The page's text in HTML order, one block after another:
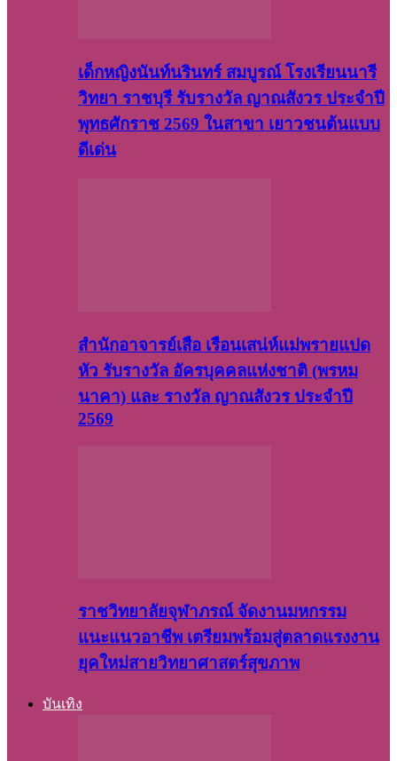
เด็กหญิงนันท์นรินทร์ สมบูรณ์ โรงเรียนนารี
วิทยา ราชบุรี รับรางวัล ญาณสังวร ประจำปี
พุทธศักราช 2569 ในสาขา เยาวชนต้นแบบ
ดีเด่น
สำนักอาจารย์เสือ เรือนเสน่ห์แม่พรายแปด
หัว รับรางวัล อัครบุคคลแห่งชาติ (พรหม
นาคา) และ รางวัล ญาณสังวร ประจำปี
2569
ราชวิทยาลัยจุฬาภรณ์ จัดงานมหกรรม
แนะแนวอาชีพ เตรียมพร้อมสู่ตลาดแรงงาน
ยุคใหม่สายวิทยาศาสตร์สุขภาพ
บันเทิง